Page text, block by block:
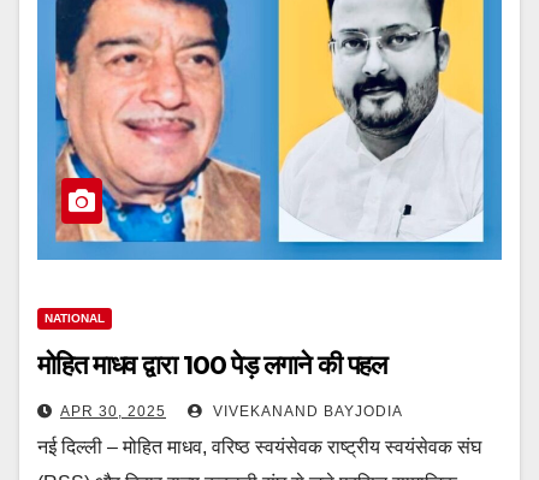
NATIONAL
मोहित माधव द्वारा 100 पेड़ लगाने की पहल
APR 30, 2025 VIVEKANAND BAYJODIA
नई दिल्ली – मोहित माधव, वरिष्ठ स्वयंसेवक राष्ट्रीय स्वयंसेवक संघ